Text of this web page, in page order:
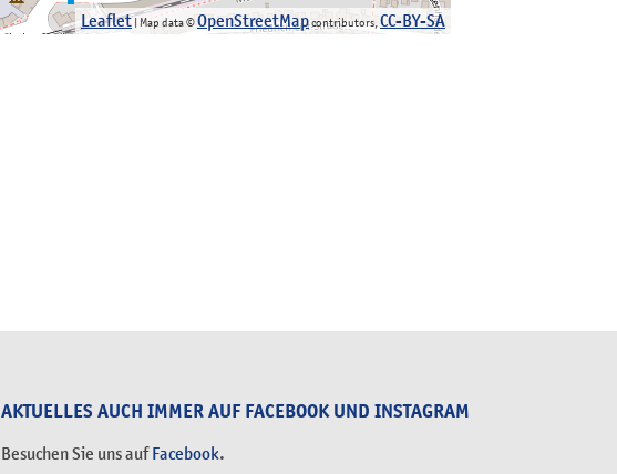
Leaflet| Map data ©OpenStreetMapcontributors, CC-BY-SA
AKTUELLES AUCH IMMER AUF FACEBOOK UND INSTAGRAM
Besuchen Sie uns aufFacebook.